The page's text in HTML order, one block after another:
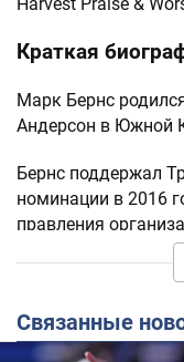
Краткая
Марк Бернс
Андерсон в Южной
Бернс поддержал
номинации в 2016
правления
2023 году оставил
влиянию, которое
а в 2016 году его
Связанные